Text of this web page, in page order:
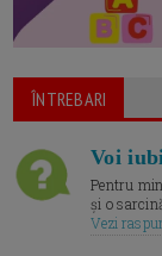
ÎNTREBARI
Voi
Pentru
și o
Vezi